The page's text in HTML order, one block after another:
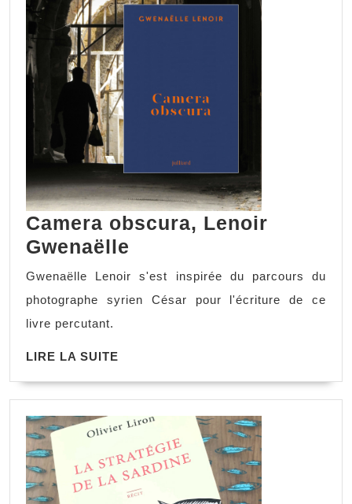
Camera obscura, Lenoir
Gwenaëlle
Gwenaëlle Lenoir s'est inspirée du parcours du
photographe syrien César pour l'écriture de ce
livre percutant.
LIRE LA SUITE